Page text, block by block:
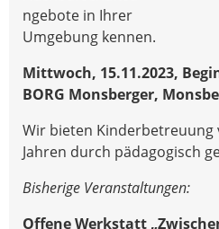
ngebote in Ihrer
Umgebung kennen.
Mittwoch, 15.11.2023,
BORG Monsberger,
Wir bieten
Jahren durch pädagogisch
Bisherige Veranstaltungen:
Offene Werkstatt